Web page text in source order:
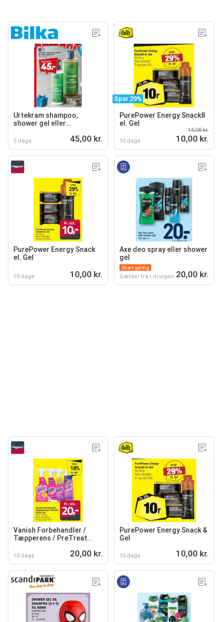
Urtekram shampoo,
shower gel eller
5 dage 45,00 kr.
Spar 29%
PurePower Energy Snack8
el. Gel
10 dage
14,08 kr.
10,00 kr.
PurePower Energy Snack
el. Gel
10 dage 10,00 kr.
Axe deo spray eller shower
gel
Snart gyldig
Gælder fra i morgen 20,00 kr.
Vanish Forbehandler /
Tæpperens / PreTreat
10 dage 20,00 kr.
PurePower Energy Snack &
Gel
10 dage 10,00 kr.